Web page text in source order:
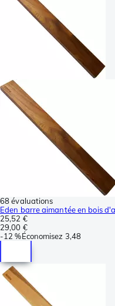
68 évaluations
Eden barre aimantée en bois
25,52 €
29,00 €
-12 %Économisez 3,48